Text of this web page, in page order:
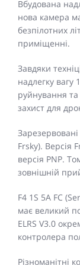
Вбудована
нова камера
безпілотних
приміщенні.
Завдяки
надлегку вагу
руйнування
захист для
Зарезервовані
Frsky). Версія
версія PNP.
зовнішній
F4 1S 5A FC
має великий
ELRS V3.0
контролера
Різноманітні